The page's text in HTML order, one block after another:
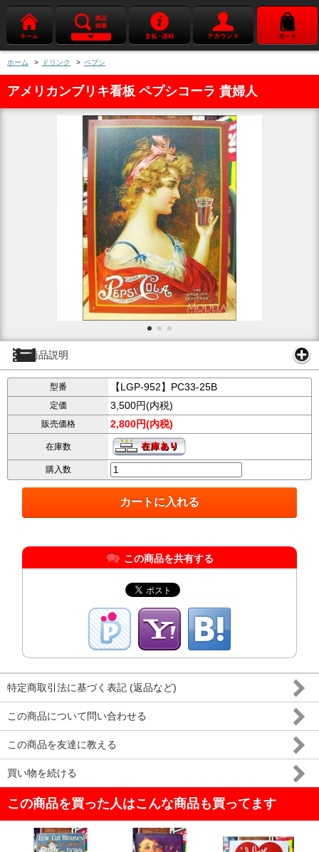
ホーム > ドリンク > ペプシ
アメリカンブリキ看板 ペプシコーラ 貴婦人
商品説明
型番 【LGP-952】PC33-25B
定価 3,500円(内税)
販売価格 2,800円(内税)
在庫数
購入数
この商品を共有する
特定商取引法に基づく表記 (返品など)
この商品について問い合わせる
この商品を友達に教える
買い物を続ける
この商品を買った人はこんな商品も買ってます